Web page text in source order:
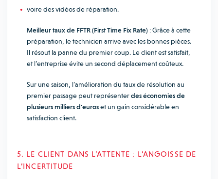
voire des vidéos de réparation.
Meilleur taux de FFTR (First Time Fix Rate) : Grâce à cette
préparation, le technicien arrive avec les bonnes pièces.
Il résout la panne du premier coup. Le client est satisfait,
et l’entreprise évite un second déplacement coûteux.
Sur une saison, l’amélioration du taux de résolution au
premier passage peut représenterdes économies de
plusieurs milliers d’euroset un gain considérable en
satisfaction client.
5. LE CLIENT DANS L’ATTENTE : L’ANGOISSE DE
L’INCERTITUDE